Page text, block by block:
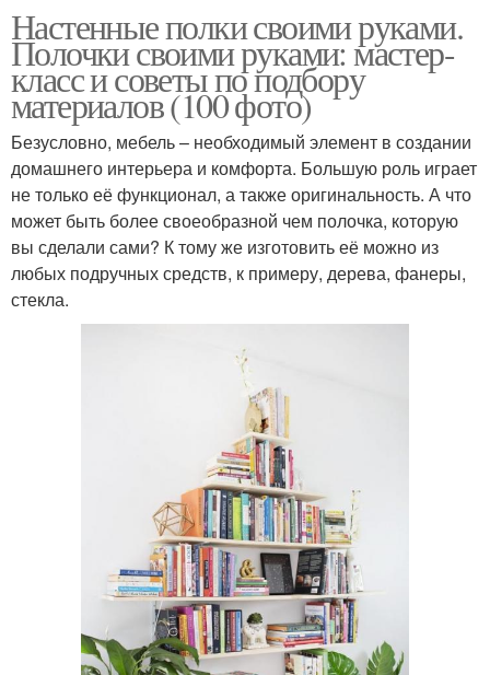
Настенные полки своими руками.
Полочки своими руками: мастер-
класс и советы по подбору
материалов (100 фото)
Безусловно, мебель – необходимый элемент в создании
домашнего интерьера и комфорта. Большую роль играет
не только её функционал, а также оригинальность. А что
может быть более своеобразной чем полочка, которую
вы сделали сами? К тому же изготовить её можно из
любых подручных средств, к примеру, дерева, фанеры,
стекла.